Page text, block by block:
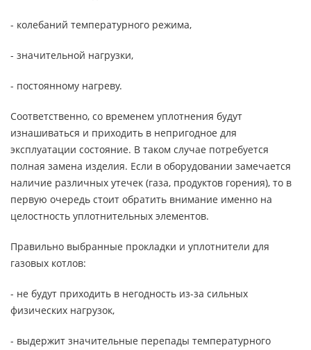
- колебаний температурного режима,
- значительной нагрузки,
- постоянному нагреву.
Соответственно, со временем уплотнения будут
изнашиваться и приходить в непригодное для
эксплуатации состояние. В таком случае потребуется
полная замена изделия. Если в оборудовании замечается
наличие различных утечек (газа, продуктов горения), то в
первую очередь стоит обратить внимание именно на
целостность уплотнительных элементов.
Правильно выбранные прокладки и уплотнители для
газовых котлов:
- не будут приходить в негодность из-за сильных
физических нагрузок,
- выдержит значительные перепады температурного